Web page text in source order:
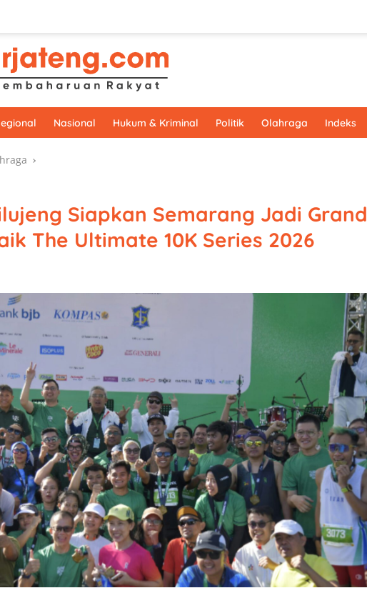
Nasional Hukum & Kriminal Politik Olahraga Indeks
Siapkan Semarang Jadi Grand
The Ultimate 10K Series 2026